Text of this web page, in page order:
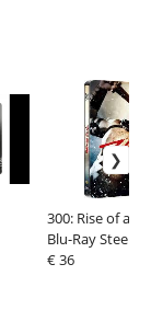
300: Rise of an
Blu-Ray
€ 36